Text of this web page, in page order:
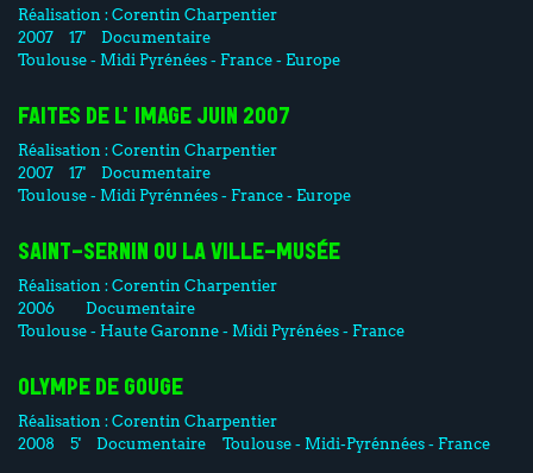
Réalisation :Corentin Charpentier
2007
17'
Documentaire
Toulouse - Midi Pyrénées - France - Europe
FAITES DE L'IMAGE JUIN 2007
Réalisation :Corentin Charpentier
2007
17'
Documentaire
Toulouse - Midi Pyrénnées - France - Europe
SAINT-SERNIN OU LA VILLE-MUSÉE
Réalisation :Corentin Charpentier
2006
Documentaire
Toulouse - Haute Garonne - Midi Pyrénées - France
OLYMPE DE GOUGE
Réalisation :Corentin Charpentier
2008
5' Documentaire Toulouse - Midi-Pyrénnées - France